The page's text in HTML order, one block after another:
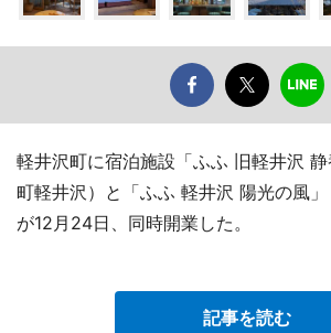
軽井沢町に宿泊施設「ふふ 旧軽井沢
町軽井沢）と「ふふ 軽井沢 陽光の風」
が12月24日、同時開業した。
記事を読む